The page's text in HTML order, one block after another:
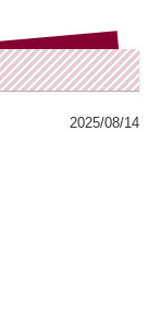
2025/08/14